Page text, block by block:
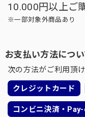
10.000円以上ご
※一部対象外商品あり
お支払い方法につ
次の方法がご利用頂け
クレジットカード
コンビニ決済・